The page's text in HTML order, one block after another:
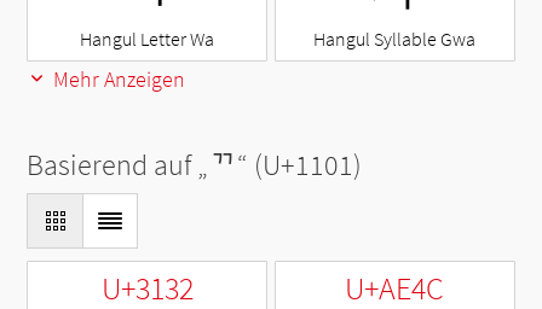
Hangul Letter Wa Hangul Syllable Gwa
Mehr Anzeigen
Basierend auf „ᄁ“ (U+1101)
U+3132 U+AE4C